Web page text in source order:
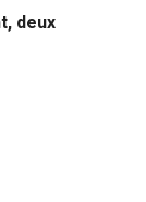
deux